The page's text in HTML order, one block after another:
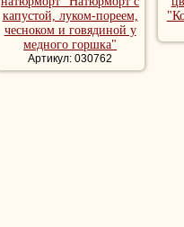
капустой, луком-пореем,
чесноком и говядиной у
медного горшка"
Артикул: 030762